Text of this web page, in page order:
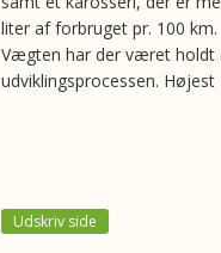
liter af forbruget pr. 100 km.
Vægten har der været holdt
udviklingsprocessen.
Udskriv side